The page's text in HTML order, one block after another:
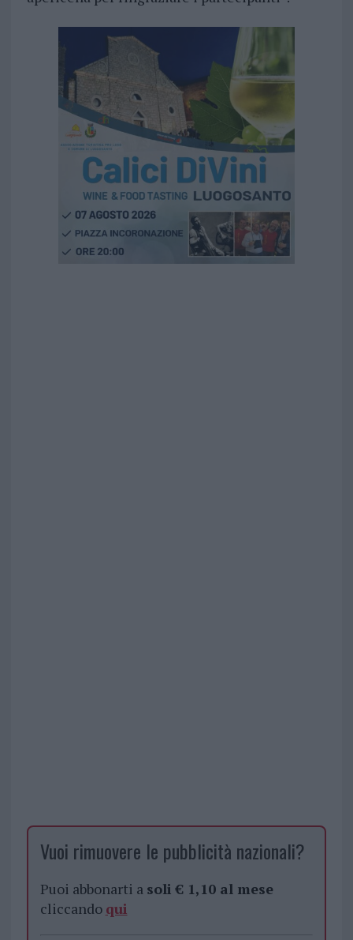
Vuoi rimuovere le pubblicità nazionali?
Puoi abbonarti a soli € 1,10 al mese
cliccando qui